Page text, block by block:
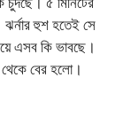
হুশ হতেই সে
এসব কি ভাবছে।
থেকে বের হলো।